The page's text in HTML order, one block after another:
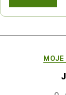
MOJE